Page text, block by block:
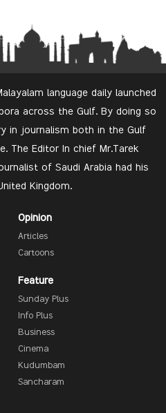
language daily launched
across the Gulf. By doing so
in journalism both in the Gulf
The Editor In chief Mr.Tarek
of Saudi Arabia had his
Kingdom.
Opinion
Articles
Cartoons
Feature
Sunday Plus
Info Plus
Business
Cinema
Kudumbam
Sancharam